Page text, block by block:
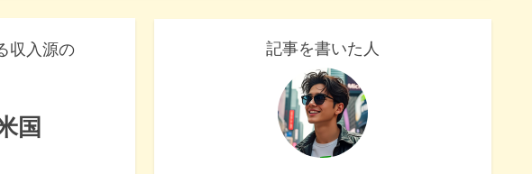
収入源の
国
記事を書いた人